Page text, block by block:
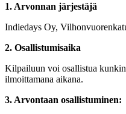
1. Arvonnan järjestäjä
Indiedays Oy,
2. Osallistumisaika
Kilpailuun voi osallistua kunkin
ilmoittamana aikana.
3. Arvontaan osallistuminen: